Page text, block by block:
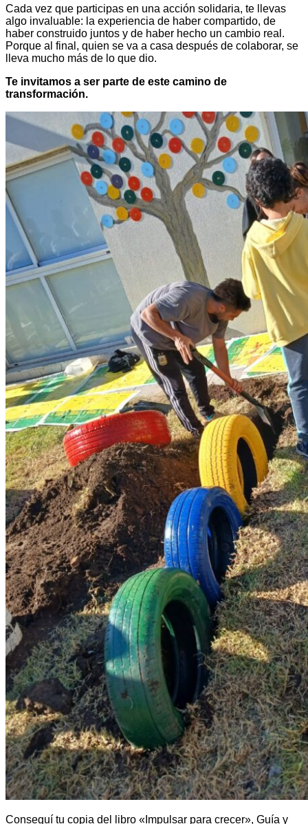
Cada vez que participas en una acción solidaria, te llevas
algo invaluable: la experiencia de haber compartido, de
haber construido juntos y de haber hecho un cambio real.
Porque al final, quien se va a casa después de colaborar, se
lleva mucho más de lo que dio.
Te invitamos a ser parte de este camino de
transformación.
Conseguí tu copia del libro «Impulsar para crecer», Guía y